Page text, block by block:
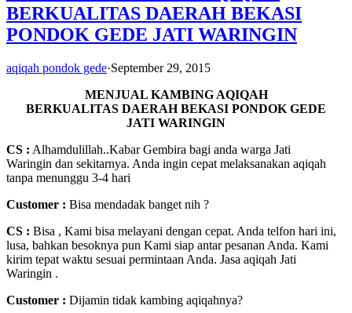
BERKUALITAS DAERAH BEKASI
PONDOK GEDE JATI WARINGIN
aqiqah pondok gede·September 29, 2015
MENJUAL KAMBING AQIQAH
BERKUALITAS DAERAH BEKASI PONDOK GEDE
JATI WARINGIN
CS : Alhamdulillah..Kabar Gembira bagi anda warga Jati
Waringin dan sekitarnya. Anda ingin cepat melaksanakan aqiqah
tanpa menunggu 3-4 hari
Customer : Bisa mendadak banget nih ?
CS : Bisa , Kami bisa melayani dengan cepat. Anda telfon hari ini,
lusa, bahkan besoknya pun Kami siap antar pesanan Anda. Kami
kirim tepat waktu sesuai permintaan Anda. Jasa aqiqah Jati
Waringin .
Customer : Dijamin tidak kambing aqiqahnya?